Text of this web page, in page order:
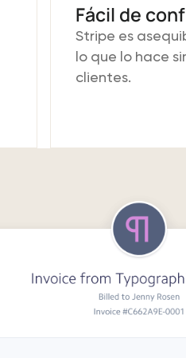
Fácil de
Stripe es
lo que lo hace
clientes.